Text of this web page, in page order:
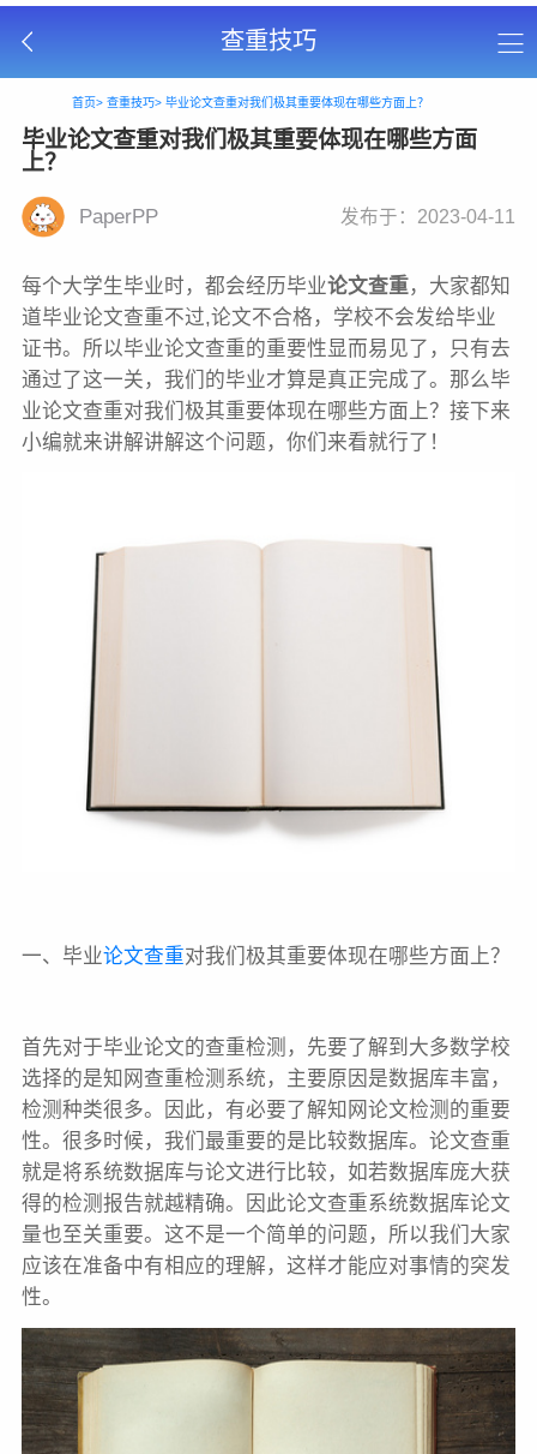
查重技巧
首页> 查重技巧> 毕业论文查重对我们极其重要体现在哪些方面上？
毕业论文查重对我们极其重要体现在哪些方面
上？
PaperPP 发布于：2023-04-11
每个大学生毕业时，都会经历毕业论文查重，大家都知
道毕业论文查重不过,论文不合格，学校不会发给毕业
证书。所以毕业论文查重的重要性显而易见了，只有去
通过了这一关，我们的毕业才算是真正完成了。那么毕
业论文查重对我们极其重要体现在哪些方面上？接下来
小编就来讲解讲解这个问题，你们来看就行了！
一、毕业论文查重对我们极其重要体现在哪些方面上？
首先对于毕业论文的查重检测，先要了解到大多数学校
选择的是知网查重检测系统，主要原因是数据库丰富，
检测种类很多。因此，有必要了解知网论文检测的重要
性。很多时候，我们最重要的是比较数据库。论文查重
就是将系统数据库与论文进行比较，如若数据库庞大获
得的检测报告就越精确。因此论文查重系统数据库论文
量也至关重要。这不是一个简单的问题，所以我们大家
应该在准备中有相应的理解，这样才能应对事情的突发
性。